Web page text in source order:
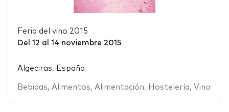
Feria del vino 2015
Del 12 al 14 noviembre 2015
Algeciras, España
Bebidas, Alimentos, Alimentación, Hostelería, Vino